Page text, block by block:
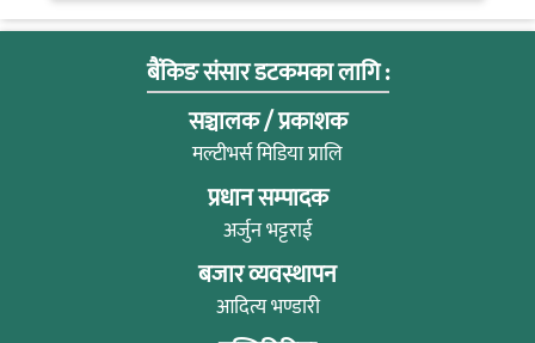
बैंकिङ संसार डटकमका लागि :
सञ्चालक / प्रकाशक
मल्टीभर्स मिडिया प्रालि
प्रधान सम्पादक
अर्जुन भट्टराई
बजार व्यवस्थापन
आदित्य भण्डारी